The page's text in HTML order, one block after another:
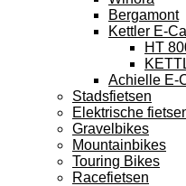
Bergamont
Kettler E-
HT
Achielle E-
Stadsfietsen
Elektrische
Gravelbikes
Mountainbikes
Touring Bikes
Racefietsen